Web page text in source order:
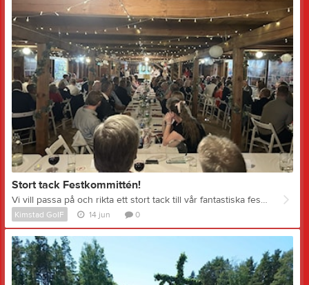
Stort tack Festkommittén!
Vi vill passa på och rikta ett stort tack till vår fantastiska festkommitté! Vilken rolig, trevlig och minnesvärld kväll ni skapade för alla som deltog på Kimstad GoIF:s 100-årsfirande på Löfstad Loge igår! Tack för ert enorma engagemang och alla timmar som ni har lagt ner på den här kvällen. Vilka proffs ni är! Stort tack från alla deltagare!
Kimstad GoIF 14 jun 0